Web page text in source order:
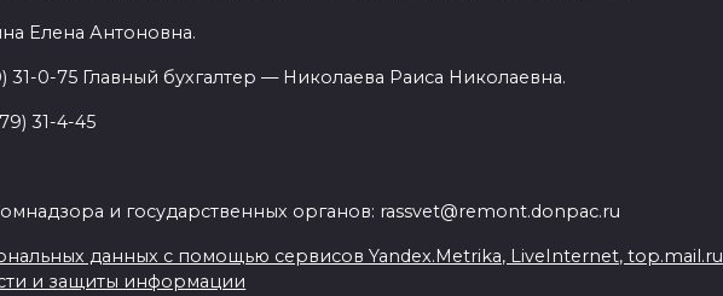
Елена Антоновна.
0-75 Главный бухгалтер — Николаева Раиса Николаевна.
31-4-45
и государственных органов: rassvet@remont.donpac.ru
данных с помощью сервисов Yandex.Metrika, LiveInternet, top.mail.ru
и защиты информации